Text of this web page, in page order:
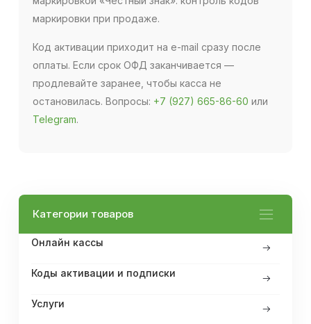
маркировки при продаже.
Код активации приходит на e-mail сразу после
оплаты. Если срок ОФД заканчивается —
продлевайте заранее, чтобы касса не
остановилась. Вопросы: +7 (927) 665-86-60 или
Telegram.
Категории товаров
Онлайн кассы
Коды активации и подписки
Услуги